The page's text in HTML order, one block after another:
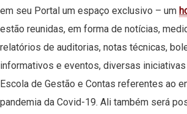
em seu Portal um espaço exclusivo – um
estão reunidas, em forma de notícias,
relatórios de auditorias, notas técnicas,
informativos e eventos, diversas iniciativas
Escola de Gestão e Contas referentes ao
pandemia da Covid-19. Ali também será